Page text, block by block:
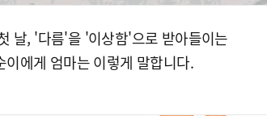
날, '다름'을 '이상함'으로 받아들이는
에게 엄마는 이렇게 말합니다.